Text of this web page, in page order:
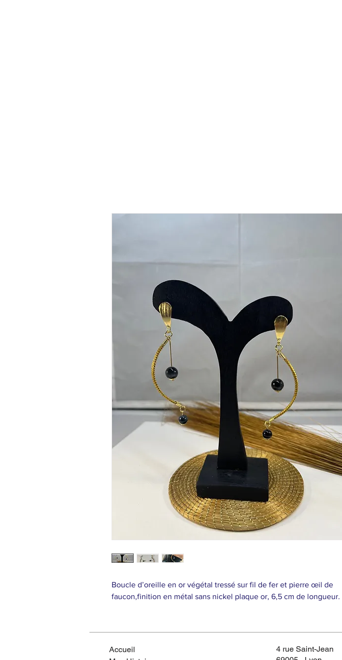
Boucle d’oreille en or végétal tressé sur fil de fer et pierre œil de
faucon,finition en métal sans nickel plaque or, 6,5 cm de longueur.
Accueil
4 rue Saint-Jean